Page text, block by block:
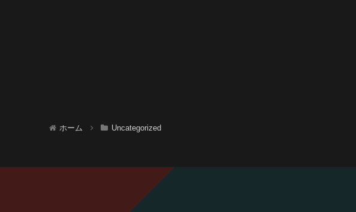
ホーム Uncategorized